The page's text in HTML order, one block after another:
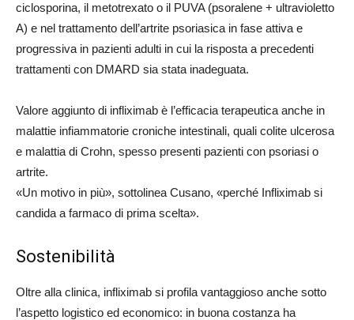
ciclosporina, il metotrexato o il PUVA (psoralene + ultravioletto
A) e nel trattamento dell’artrite psoriasica in fase attiva e
progressiva in pazienti adulti in cui la risposta a precedenti
trattamenti con DMARD sia stata inadeguata.
Valore aggiunto di infliximab è l’efficacia terapeutica anche in
malattie infiammatorie croniche intestinali, quali colite ulcerosa
e malattia di Crohn, spesso presenti pazienti con psoriasi o
artrite.
«Un motivo in più», sottolinea Cusano, «perché Infliximab si
candida a farmaco di prima scelta».
Sostenibilità
Oltre alla clinica, infliximab si profila vantaggioso anche sotto
l’aspetto logistico ed economico: in buona costanza ha